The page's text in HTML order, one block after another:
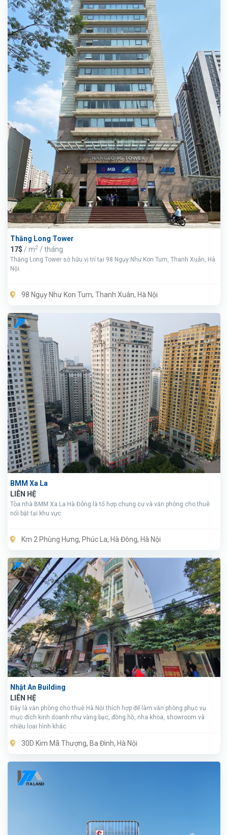
Thăng Long Tower
17$ / m2 / tháng
Thăng Long Tower sở hữu vị trí tại 98 Ngụy Như Kon Tum, Thanh Xuân, Hà
Nội.
98 Ngụy Như Kon Tum, Thanh Xuân, Hà Nội
BMM Xa La
LIÊN HỆ
Tòa nhà BMM Xa La Hà Đông là tổ hợp chung cư và văn phòng cho thuê
nổi bật tại khu vực.
Km 2 Phùng Hưng, Phúc La, Hà Đông, Hà Nội
Nhật An Building
LIÊN HỆ
Đây là văn phòng cho thuê Hà Nội thích hợp để làm văn phòng phục vụ
mục đích kinh doanh như vàng bạc, đồng hồ, nha khoa, showroom và
nhiều loai hình khác.
30D Kim Mã Thượng, Ba Đình, Hà Nội